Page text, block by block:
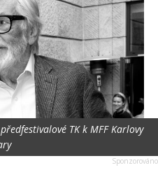
TK k MFF Karlovy